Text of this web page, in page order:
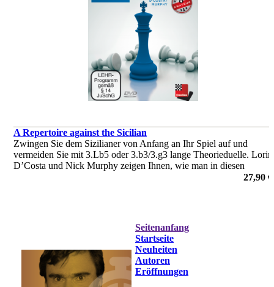
A Repertoire against the Sicilian
Zwingen Sie dem Sizilianer von Anfang an Ihr Spiel auf und
vermeiden Sie mit 3.Lb5 oder 3.b3/3.g3 lange Theorieduelle. Lorin
D’Costa und Nick Murphy zeigen Ihnen, wie man in diesen
27,90 €
Seitenanfang
Startseite
Neuheiten
Autoren
Eröffnungen